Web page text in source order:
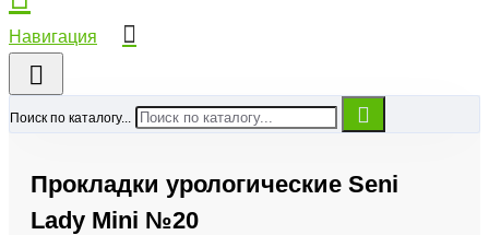
Поиск по каталогу...
Прокладки урологические Seni
Lady Mini №20